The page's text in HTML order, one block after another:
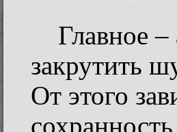
Главное
закрутить
От этого